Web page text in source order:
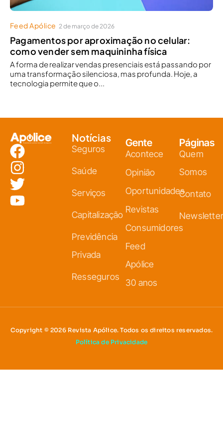
Feed Apólice 2 de março de 2026
Pagamentos por aproximação no celular:
como vender sem maquininha física
A forma de realizar vendas presenciais está passando por
uma transformação silenciosa, mas profunda. Hoje, a
tecnologia permite que o...
Notícias
Seguros
Saúde
Serviços
Capitalização
Previdência
Privada
Resseguros
Gente
Acontece
Opinião
Oportunidades
Revistas
Consumidores
Feed
Apólice
30 anos
Páginas
Quem
Somos
Contato
Newsletter
Copyright © 2026 Revista Apólice. Todos os direitos reservados.
Política de Privacidade